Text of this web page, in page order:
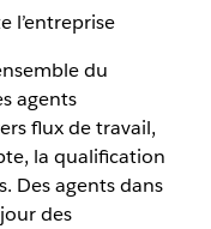
l’entreprise
du
agents
flux de travail,
la qualification
Des agents dans
des